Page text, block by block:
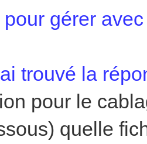
gérer
trouvé la
pour le
quelle